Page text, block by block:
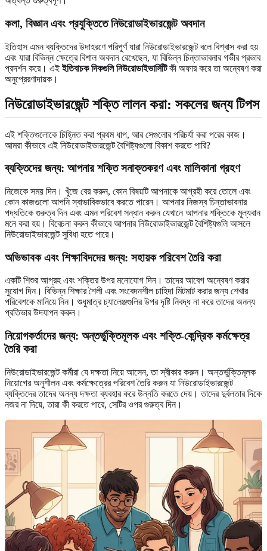
কলা, বিজ্ঞান এবং প্রযুক্তিতে নিউরোডাইভারজেন্ট অবদান
ইতিহাস এমন ব্যক্তিদের উদাহরণে পরিপূর্ণ যারা নিউরোডাইভারজেন্ট বলে বিশ্বাস করা হয়
এবং যারা বিভিন্ন ক্ষেত্রে বিশাল অবদান রেখেছেন, যা বিভিন্ন চিন্তাভাবনার গভীর প্রভাব
প্রদর্শন করে। এইইতিবাচক দিকগুলি নিউরোডাইভার্সিটিকী অফার করে তা অন্বেষণ করা
অনুপ্রেরণাদায়ক।
নিউরোডাইভারজেন্ট শক্তি লালন করা: সকলের জন্য টিপস
এই শক্তিগুলোকে চিহ্নিত করা প্রথম ধাপ, আর সেগুলোর পরিচর্যা করা পরের কাজ।
আমরা কীভাবে এই নিউরোডাইভারজেন্ট বৈশিষ্ট্যগুলো বিকাশ করতে পারি?
ব্যক্তিদের জন্য: আপনার শক্তি সনাক্তকরণ এবং মালিকানা গ্রহণ
নিজেকে সময় দিন। খুঁজে বের করুন, কোন বিষয়টি আপনাকে আগ্রহী করে তোলে এবং
কোন কাজগুলো আপনি স্বাভাবিকভাবে করতে পারেন। আপনার নিজস্ব চিন্তাভাবনার
পদ্ধতিকে গুরুত্ব দিন এবং এমন পরিবেশ সন্ধান করুন যেখানে আপনার শক্তিকে মূল্যবান
মনে করা হয়। বিবেচনা করুন কীভাবে আপনার নিউরোডাইভারজেন্ট বৈশিষ্ট্যগুলি আসলে
নিউরোডাইভারজেন্ট সুবিধা হতে পারে।
অভিভাবক এবং শিক্ষাবিদদের জন্য: সহায়ক পরিবেশ তৈরি করা
একটি শিশুর আগ্রহ এবং শক্তির উপর মনোযোগ দিন। তাদের আবেগ অন্বেষণ করার
সুযোগ দিন। বিভিন্ন শিক্ষার শৈলী এবং সংবেদনশীল চাহিদা মিটমাট করার জন্য শেখার
পরিবেশকে মানিয়ে নিন। শুধুমাত্র চ্যালেঞ্জগুলির উপর দৃষ্টি নিবদ্ধ না করে তাদের অনন্য
প্রতিভার উদযাপন করুন।
নিয়োগকর্তাদের জন্য: অন্তর্ভুক্তিমূলক এবং শক্তি-কেন্দ্রিক কর্মক্ষেত্র
তৈরি করা
নিউরোডাইভারজেন্ট কর্মীরা যে দক্ষতা নিয়ে আসেন, তা স্বীকার করুন। অন্তর্ভুক্তিমূলক
নিয়োগের অনুশীলন এবং কর্মক্ষেত্রের পরিবেশ তৈরি করুন যা নিউরোডাইভারজেন্ট
ব্যক্তিদের তাদের অনন্য দক্ষতা ব্যবহার করে উন্নতি করতে দেয়। তাদের দুর্বলতার দিকে
নজর না দিয়ে, তারা কী করতে পারে, সেটির ওপর গুরুত্ব দিন।